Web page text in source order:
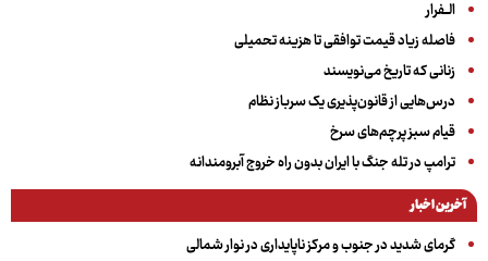
الــفرار
فاصله زیاد قیمت توافقی تا هزینه تحمیلی
زنانی که تاریخ می‌نویسند
درس‌هایی از قانون‌پذیری یک سرباز نظام
قیام سبز پرچم‌های سرخ
ترامپ در تله جنگ با ایران بدون راه خروج آبرومندانه
آخرین اخبار
گرمای شدید در جنوب و مرکز ناپایداری در نوار شمالی